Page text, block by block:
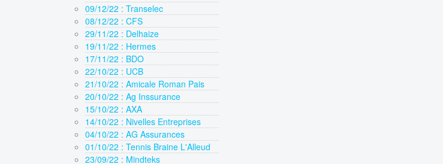
09/12/22 : Transelec
08/12/22 : CFS
29/11/22 : Delhaize
19/11/22 : Hermes
17/11/22 : BDO
22/10/22 : UCB
21/10/22 : Amicale Roman Pais
20/10/22 : Ag Inssurance
15/10/22 : AXA
14/10/22 : Nivelles Entreprises
04/10/22 : AG Assurances
01/10/22 : Tennis Braine L'Alleud
23/09/22 : Mindteks